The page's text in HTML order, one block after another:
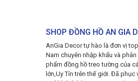
SHOP ĐỒNG HỒ AN GIA
AnGia Decor tự hào là đơn vị
Nam chuyên nhập khẩu và
phẩm đồng hồ treo tường của
lớn,Uy Tín trên thế giới. Đã phục